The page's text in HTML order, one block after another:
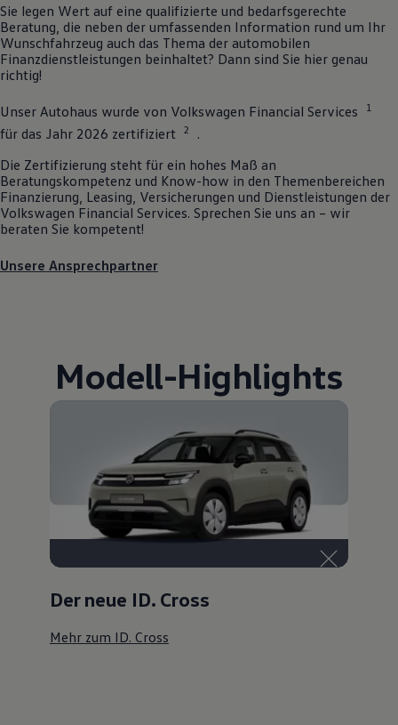
Sie legen Wert auf eine qualifizierte und bedarfsgerechte
Beratung, die neben der umfassenden Information rund um Ihr
Wunschfahrzeug auch das Thema der automobilen
Finanzdienstleistungen beinhaltet? Dann sind Sie hier genau
richtig!
Unser Autohaus wurde von Volkswagen Financial Services 1
für das Jahr 2026 zertifiziert 2
.
Die Zertifizierung steht für ein hohes Maß an
Beratungskompetenz und Know-how in den Themenbereichen
Finanzierung, Leasing, Versicherungen und Dienstleistungen der
Volkswagen Financial Services. Sprechen Sie uns an – wir
beraten Sie kompetent!
Unsere Ansprechpartner
Modell-Highlights
Der neue ID. Cross
Mehr zum ID. Cross